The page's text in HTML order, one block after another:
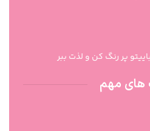
پر رنگ کن و لذت ببر
های مهم